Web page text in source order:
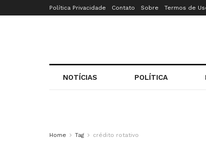
Política Privacidade Contato Sobre Termos de
NOTÍCIAS POLÍTICA
Home Tag crédito rotativo